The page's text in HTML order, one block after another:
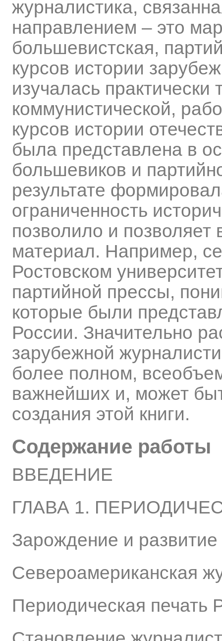
журналистика,
направлением – это
большевистская,
курсов истории
изучалась практически
коммунистической,
курсов истории
была представлена в
большевиков и
результате
ограниченность
позволило и позволяет
материал. Например,
Ростовском
партийной прессы,
которые были
России. Значительно
зарубежной
более полном,
важнейших и, может
создания этой книги.
Содержание работы
ВВЕДЕНИЕ
ГЛАВА 1.
Зарождение и
Североамериканская
Периодическая печать